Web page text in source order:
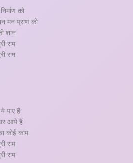
को
मन प्राण को
शान
राम
राम
पाए हैं
घर आये हैं
कोई काम
राम
राम